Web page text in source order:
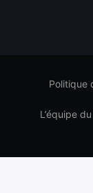
Politique
L’équipe